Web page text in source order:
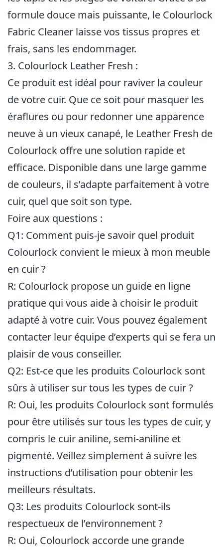
formule douce mais puissante, le Colourlock
Fabric Cleaner laisse vos tissus propres et
frais, sans les endommager.
3. Colourlock Leather Fresh :
Ce produit est idéal pour raviver la couleur
de votre cuir. Que ce soit pour masquer les
éraflures ou pour redonner une apparence
neuve à un vieux canapé, le Leather Fresh de
Colourlock offre une solution rapide et
efficace. Disponible dans une large gamme
de couleurs, il s’adapte parfaitement à votre
cuir, quel que soit son type.
Foire aux questions :
Q1: Comment puis-je savoir quel produit
Colourlock convient le mieux à mon meuble
en cuir ?
R: Colourlock propose un guide en ligne
pratique qui vous aide à choisir le produit
adapté à votre cuir. Vous pouvez également
contacter leur équipe d’experts qui se fera un
plaisir de vous conseiller.
Q2: Est-ce que les produits Colourlock sont
sûrs à utiliser sur tous les types de cuir ?
R: Oui, les produits Colourlock sont formulés
pour être utilisés sur tous les types de cuir, y
compris le cuir aniline, semi-aniline et
pigmenté. Veillez simplement à suivre les
instructions d’utilisation pour obtenir les
meilleurs résultats.
Q3: Les produits Colourlock sont-ils
respectueux de l’environnement ?
R: Oui, Colourlock accorde une grande